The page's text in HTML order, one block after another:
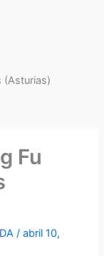
(Asturias)
Fu
/abril 10,